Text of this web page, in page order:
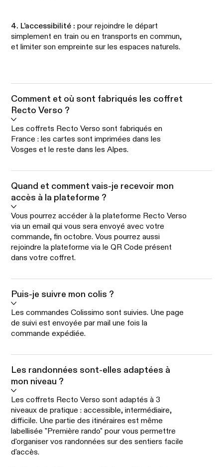
4. L’accessibilité : pour rejoindre le départ
simplement en train ou en transports en commun,
et limiter son empreinte sur les espaces naturels.
Comment et où sont fabriqués les coffret
Recto Verso ?
Les coffrets Recto Verso sont fabriqués en
France : les cartes sont imprimées dans les
Vosges et le reste dans les Alpes.
Quand et comment vais-je recevoir mon
accès à la plateforme ?
Vous pourrez accéder à la plateforme Recto Verso
via un email qui vous sera envoyé avec votre
commande, fin octobre. Vous pourrez aussi
rejoindre la plateforme via le QR Code présent
dans votre coffret.
Puis-je suivre mon colis ?
Les commandes Colissimo sont suivies. Une page
de suivi est envoyée par mail une fois la
commande expédiée.
Les randonnées sont-elles adaptées à
mon niveau ?
Les coffrets Recto Verso sont adaptés à 3
niveaux de pratique : accessible, intermédiaire,
difficile. Une partie des itinéraires est même
labellisée "Première rando" pour vous permettre
d'organiser vos randonnées sur des sentiers facile
d'accès.